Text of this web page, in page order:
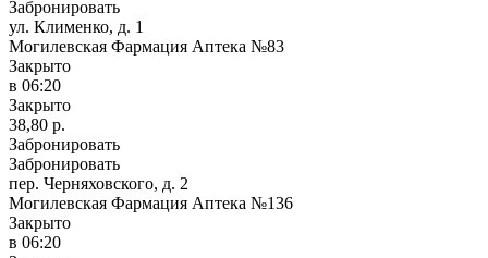
Забронировать
ул. Клименко, д. 1
Могилевская Фармация Аптека №83
Закрыто
в 06:20
Закрыто
38,80 р.
Забронировать
Забронировать
пер. Черняховского, д. 2
Могилевская Фармация Аптека №136
Закрыто
в 06:20